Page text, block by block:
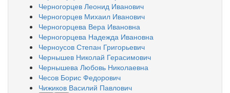
Черногорцев Леонид Иванович
Черногорцев Михаил Иванович
Черногорцева Вера Ивановна
Черногорцева Надежда Ивановна
Черноусов Степан Григорьевич
Чернышев Николай Герасимович
Чернышева Любовь Николаевна
Чесов Борис Федорович
Чижиков Василий Павлович